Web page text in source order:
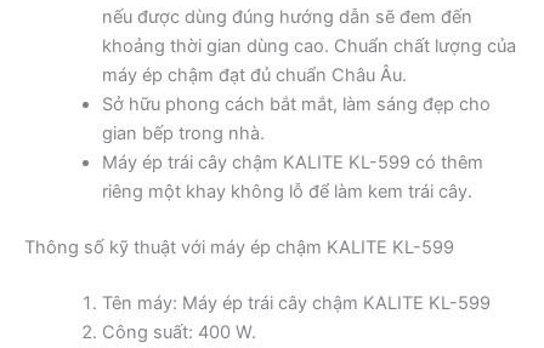
nếu được dùng đúng hướng dẫn sẽ đem đến
khoảng thời gian dùng cao. Chuẩn chất lượng của
máy ép chậm đạt đủ chuẩn Châu Âu.
Sở hữu phong cách bắt mắt, làm sáng đẹp cho
gian bếp trong nhà.
Máy ép trái cây chậm KALITE KL-599 có thêm
riêng một khay không lỗ để làm kem trái cây.
Thông số kỹ thuật với máy ép chậm KALITE KL-599
Tên máy: Máy ép trái cây chậm KALITE KL-599
Công suất: 400 W.